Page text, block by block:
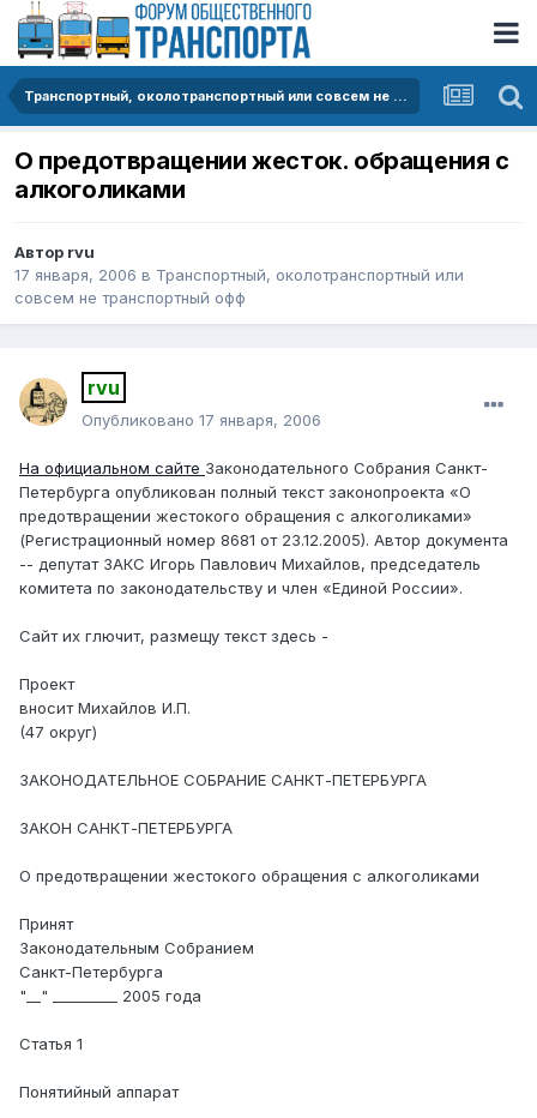
Транспортный, околотранспортный или совсем не транспортный офф
О предотвращении жесток. обращения с
алкоголиками
Автор rvu
17 января, 2006 в Транспортный, околотранспортный или
совсем не транспортный офф
rvu
Опубликовано 17 января, 2006
На официальном сайте Законодательного Собрания Санкт-
Петербурга опубликован полный текст законопроекта «О
предотвращении жестокого обращения с алкоголиками»
(Регистрационный номер 8681 от 23.12.2005). Автор документа
-- депутат ЗАКС Игорь Павлович Михайлов, председатель
комитета по законодательству и член «Единой России».
Сайт их глючит, размещу текст здесь -
Проект
вносит Михайлов И.П.
(47 округ)
ЗАКОНОДАТЕЛЬНОЕ СОБРАНИЕ САНКТ-ПЕТЕРБУРГА
ЗАКОН САНКТ-ПЕТЕРБУРГА
О предотвращении жестокого обращения с алкоголиками
Принят
Законодательным Собранием
Санкт-Петербурга
"__" _________ 2005 года
Статья 1
Понятийный аппарат